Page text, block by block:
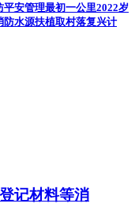
安管理最初一公里2022岁
水源扶植取村落复兴计
记材料等消